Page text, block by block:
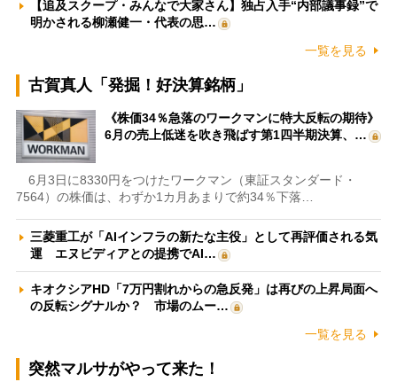
【追及スクープ・みんなで大家さん】独占入手“内部議事録”で
明かされる柳瀬健一・代表の思…
一覧を見る
古賀真人「発掘！好決算銘柄」
《株価34％急落のワークマンに特大反転の期待》
6月の売上低迷を吹き飛ばす第1四半期決算、…
6月3日に8330円をつけたワークマン（東証スタンダード・
7564）の株価は、わずか1カ月あまりで約34％下落…
三菱重工が「AIインフラの新たな主役」として再評価される気
運 エヌビディアとの提携でAI…
キオクシアHD「7万円割れからの急反発」は再びの上昇局面へ
の反転シグナルか？ 市場のムー…
一覧を見る
突然マルサがやって来た！